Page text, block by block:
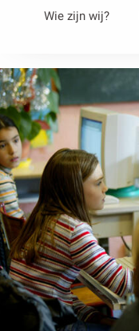
principal
Wie zijn wij?